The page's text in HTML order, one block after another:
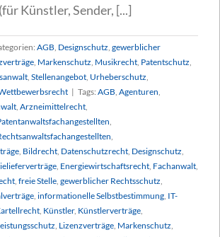
Künstler, Sender, [...]
AGB Designschutz gewerblicher
Markenschutz Musikrecht Patentschutz
Stellenangebot Urheberschutz
| Tags: AGB Agenturen
Arzneimittelrecht
Bildrecht Datenschutzrecht Designschutz
Energiewirtschaftsrecht Fachanwalt
freie Stelle gewerblicher Rechtsschutz
informationelle Selbstbestimmung IT-
Künstler, Künstlerverträge
Lizenzverträge Markenschutz